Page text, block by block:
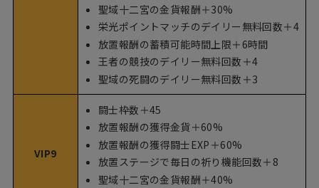
聖域十二宮の金貨報酬＋30%
栄光ポイントマッチのデイリー無料回数＋4
放置報酬の蓄積可能時間上限＋6時間
王者の競技のデイリー無料回数＋4
聖域の死闘のデイリー無料回数＋3
VIP9
闘士枠数＋45
放置報酬の獲得金貨＋60%
放置報酬の獲得闘士EXP＋60%
放置ステージで毎日の祈り機能回数＋8
聖域十二宮の金貨報酬＋40%